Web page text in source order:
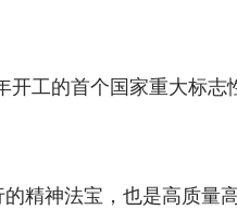
工的首个国家重大标志
精神法宝，也是高质量